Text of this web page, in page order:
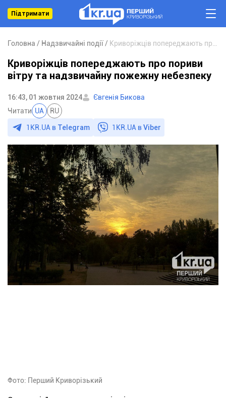
Підтримати
Головна Надзвичайні події
Криворіжців попереджають про пориви
вітру та надзвичайну пожежну небезпеку
16:43, 01 жовтня 2024
Євгенія Бикова
Читати UA RU
1KR.UA в Telegram 1KR.UA вViber
Фото: Перший Криворізький